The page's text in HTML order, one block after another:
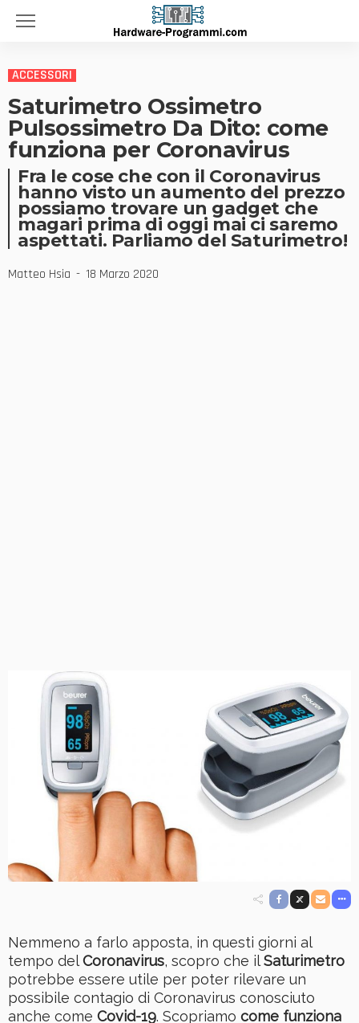
ACCESSORI
Saturimetro Ossimetro
Pulsossimetro Da Dito: come
funziona per Coronavirus
Fra le cose che con il Coronavirus
hanno visto un aumento del prezzo
possiamo trovare un gadget che
magari prima di oggi mai ci saremo
aspettati. Parliamo del Saturimetro!
Matteo Hsia 18 Marzo 2020
Nemmeno a farlo apposta, in questi giorni al
tempo delCoronavirus, scopro che ilSaturimetro
potrebbe essere utile per poter rilevare un
possibile contagio di Coronavirus conosciuto
anche come Covid-19. Scopriamo come funziona